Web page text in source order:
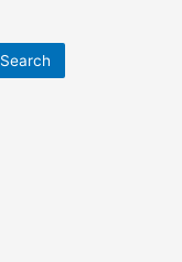
Search